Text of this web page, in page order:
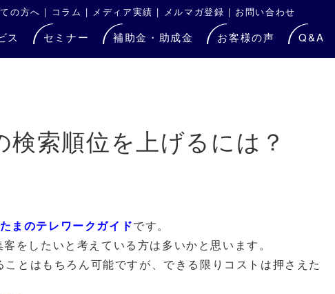
の方へ | コラム | メディア実績 | メルマガ登録 | お問い合わせ
ス セミナー 補助金・助成金 お客様の声 Q&A
索順位を上げるには？
まのテレワークガイドです。
をしたいと考えている方は多いかと思います。
とはもちろん可能ですが、できる限りコストは押さえた